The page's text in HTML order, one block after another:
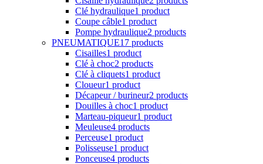
Clé hydraulique1 product
Coupe câble1 product
Pompe hydraulique2 products
PNEUMATIQUE17 products
Cisailles1 product
Clé à choc2 products
Clé à cliquets1 product
Cloueur1 product
Décapeur / burineur2 products
Douilles à choc1 product
Marteau-piqueur1 product
Meuleuse4 products
Perceuse1 product
Polisseuse1 product
Ponceuse4 products